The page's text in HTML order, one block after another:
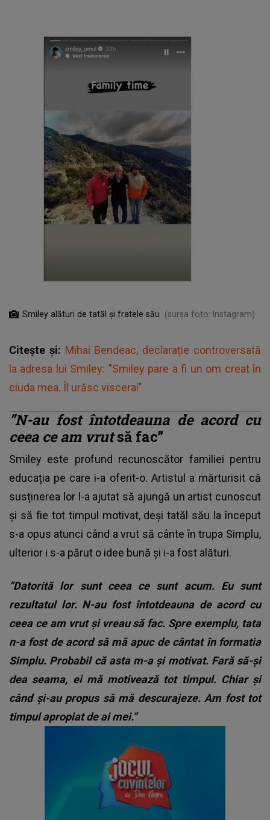
Smiley alături de tatăl și fratele său (sursa foto: Instagram)
Citește și: Mihai Bendeac, declarație controversată
la adresa lui Smiley: "Smiley pare a fi un om creat în
ciuda mea. Îl urăsc visceral"
”N-au fost întotdeauna de acord cu
ceea ce am vrutsă fac”
Smiley este profund recunoscător familiei pentru
educația pe care i-a oferit-o. Artistul a mărturisit că
susținerea lor l-a ajutat să ajungă un artist cunoscut
și să fie tot timpul motivat, deși tatăl său la început
s-a opus atunci când a vrut să cânte în trupa Simplu,
ulterior i s-a părut o idee bună și i-a fost alături.
”Datorită lor sunt ceea ce sunt acum. Eu sunt
rezultatul lor. N-au fost întotdeauna de acord cu
ceea ce am vrut și vreau să fac. Spre exemplu, tata
n-a fost de acord să mă apuc de cântat în formatia
Simplu. Probabil că asta m-a și motivat. Fară să-și
dea seama, ei mă motivează tot timpul. Chiar și
când și-au propus să mă descurajeze. Am fost tot
timpul apropiat de ai mei.”